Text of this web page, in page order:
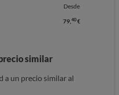
Desde
79,40€
similar
a un precio similar al